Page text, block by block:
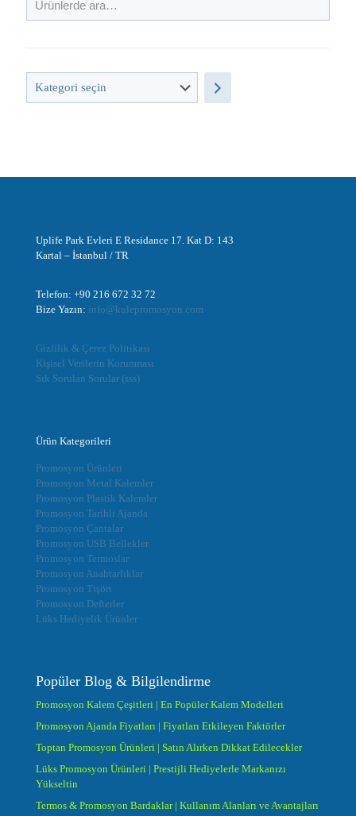
Kategori
Uplife Park Evleri E Residance 17. Kat D: 143
Kartal – İstanbul / TR
Telefon: +90 216 672 32 72
Bize Yazın: info@kulepromosyon.com
Gizlilik & Çerez Politikası
Kişisel Verilerin Korunması
Sık Sorulan Sorular (sss)
Ürün Kategorileri
Promosyon Ürünleri
Promosyon Metal Kalemler
Promosyon Plastik Kalemler
Promosyon Tarihli Ajanda
Promosyon Çantalar
Promosyon USB Bellekler
Promosyon Termoslar
Promosyon Anahtarlıklar
Promosyon Tişört
Promosyon Defterler
Lüks Hediyelik Ürünler
Popüler Blog & Bilgilendirme
Promosyon Kalem Çeşitleri | En Popüler Kalem Modelleri
Promosyon Ajanda Fiyatları | Fiyatları Etkileyen Faktörler
Toptan Promosyon Ürünleri | Satın Alırken Dikkat Edilecekler
Lüks Promosyon Ürünleri | Prestijli Hediyelerle Markanızı
Yükseltin
Termos & Promosyon Bardaklar | Kullanım Alanları ve Avantajları